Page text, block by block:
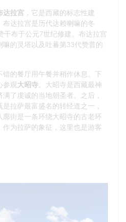
达拉宫 ，它是西藏的标志性建
达拉宫是历代达赖喇嘛的冬
干布于公元7世纪修建。布达拉宫
嘛的灵塔以及吐蕃第33代赞普的
的餐厅用午餐并稍作休息。下
参观大昭寺 。大昭寺是西藏最神
了虔诚的当地朝圣者。之后，
拉萨最富盛名的转经道之一，
街是一条环绕大昭寺的古老环
为拉萨的象征，这里也是游客